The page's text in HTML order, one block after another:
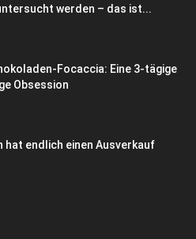
werden – das ist...
Focaccia: Eine 3-tägige
Obsession
hat endlich einen Ausverkauf